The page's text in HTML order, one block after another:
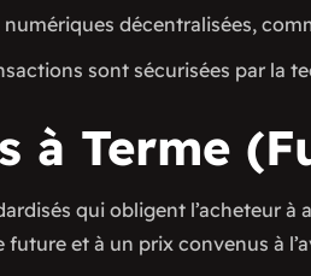
décentralisées,
sont sécurisées par la
à Terme
qui obligent l’acheteur à
et à un prix convenus à